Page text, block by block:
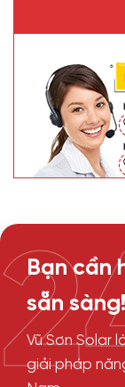
Bạn cần
sẵn sàng!
Vũ Sơn Solar
giải pháp